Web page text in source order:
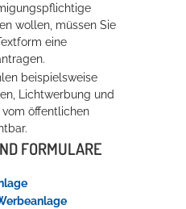
wollen, müssen Sie
eine
beispielsweise
Lichtwerbung und
vom öffentlichen
FORMULARE